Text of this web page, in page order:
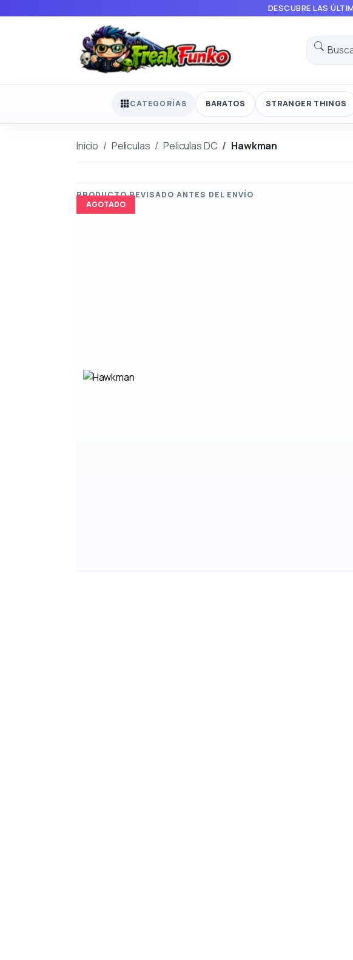
DESCUBRE LAS
CATEGORÍAS BARATOS STRANGER THINGS
Inicio Peliculas Peliculas DC Hawkman
AGOTADO